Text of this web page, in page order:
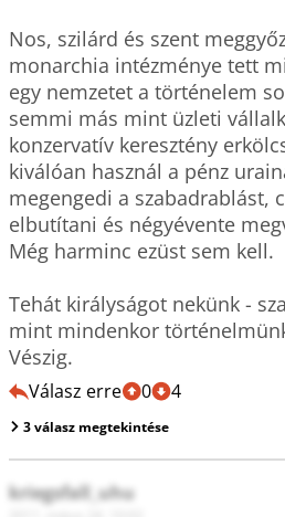
Nos, szilárd és szent
monarchia intézménye tett
egy nemzetet a történelem
semmi más mint üzleti
konzervatív keresztény
kiválóan használ a pénz
megengedi a szabadrablást,
elbutítani és négyévente
Még harminc ezüst sem kell.
Tehát királyságot nekünk -
mint mindenkor
Vészig.
Válasz erre 0 4
3 válasz megtekintése
kriegsfall_uhu